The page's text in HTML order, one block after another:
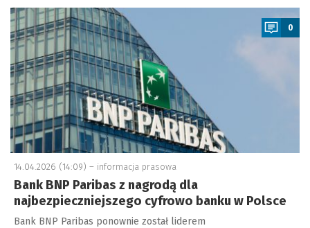
a
0
14.04.2026 (14:09) – informacja prasowa
Bank BNP Paribas z nagrodą dla
najbezpieczniejszego cyfrowo banku w Polsce
Bank BNP Paribas ponownie został liderem